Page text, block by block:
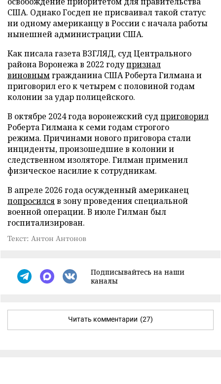
США. Однако Госдеп не присваивал такой статус
ни одному американцу в России с начала работы
нынешней администрации США.
Как писала газета ВЗГЛЯД, суд Центрального
района Воронежа в 2022 годупризнал
виновнымгражданина США Роберта Гилмана и
приговорил его к четырем с половиной годам
колонии за удар полицейского.
В октябре 2024 года воронежский суд приговорил
Роберта Гилмана к семи годам строгого
режима. Причинами нового приговора стали
инциденты, произошедшие в колонии и
следственном изоляторе. Гилман применил
физическое насилие к сотрудникам.
В апреле 2026 года осужденный американец
попросилсяв зону проведения специальной
военной операции. В июле Гилман был
госпитализирован.
Текст: Антон Антонов
Подписывайтесь на наши
каналы
Читать комментарии (27)